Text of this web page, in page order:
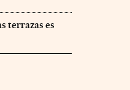
terrazas es